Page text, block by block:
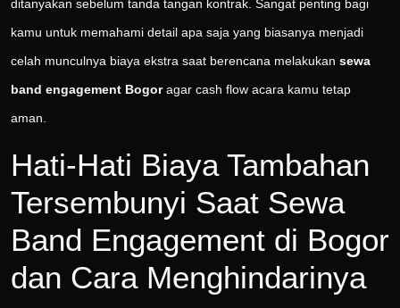
ditanyakan sebelum tanda tangan kontrak. Sangat penting bagi
kamu untuk memahami detail apa saja yang biasanya menjadi
celah munculnya biaya ekstra saat berencana melakukan sewa
band engagement Bogoragar cash flow acara kamu tetap
aman.
Hati-Hati Biaya Tambahan
Tersembunyi Saat Sewa
Band Engagement di Bogor
dan Cara Menghindarinya